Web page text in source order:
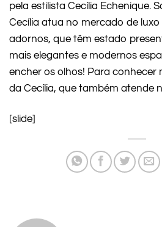
pela estilista Cecília Echenique.
Cecília atua no mercado de
adornos, que têm estado
mais elegantes e modernos
encher os olhos! Para conhecer
da Cecília, que também atende
[slide]